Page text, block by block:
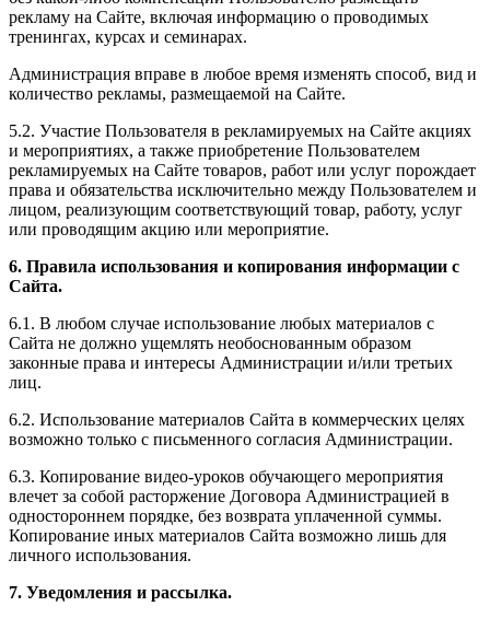
рекламу на Сайте, включая информацию о проводимых
тренингах, курсах и семинарах.
Администрация вправе в любое время изменять способ, вид и
количество рекламы, размещаемой на Сайте.
5.2. Участие Пользователя в рекламируемых на Сайте акциях
и мероприятиях, а также приобретение Пользователем
рекламируемых на Сайте товаров, работ или услуг порождает
права и обязательства исключительно между Пользователем и
лицом, реализующим соответствующий товар, работу, услуг
или проводящим акцию или мероприятие.
6. Правила использования и копирования информации с
Сайта.
6.1. В любом случае использование любых материалов с
Сайта не должно ущемлять необоснованным образом
законные права и интересы Администрации и/или третьих
лиц.
6.2. Использование материалов Сайта в коммерческих целях
возможно только с письменного согласия Администрации.
6.3. Копирование видео-уроков обучающего мероприятия
влечет за собой расторжение Договора Администрацией в
одностороннем порядке, без возврата уплаченной суммы.
Копирование иных материалов Сайта возможно лишь для
личного использования.
7. Уведомления и рассылка.